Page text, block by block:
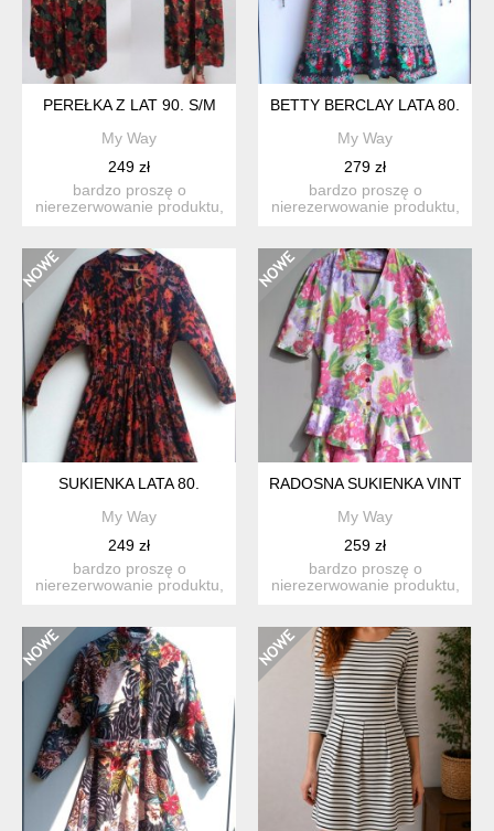
PEREŁKA Z LAT 90. S/M
My Way
249 zł
bardzo proszę o
nierezerwowanie produktu,
BETTY BERCLAY LATA 80.
My Way
279 zł
bardzo proszę o
nierezerwowanie produktu,
SUKIENKA LATA 80.
My Way
249 zł
bardzo proszę o
nierezerwowanie produktu,
RADOSNA SUKIENKA VINTAGE
My Way
259 zł
bardzo proszę o
nierezerwowanie produktu,